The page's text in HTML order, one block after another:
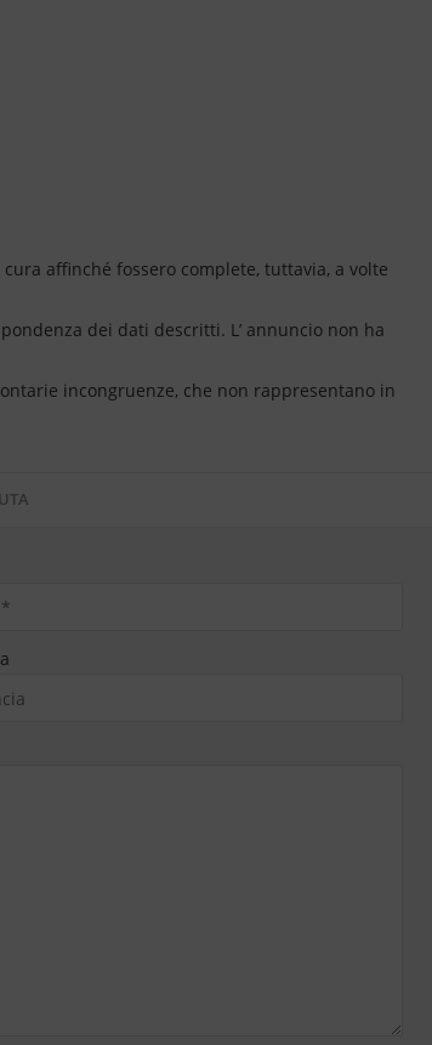
affinché fossero complete, tuttavia, a volte
dei dati descritti. L’ annuncio non ha
incongruenze, che non rappresentano in